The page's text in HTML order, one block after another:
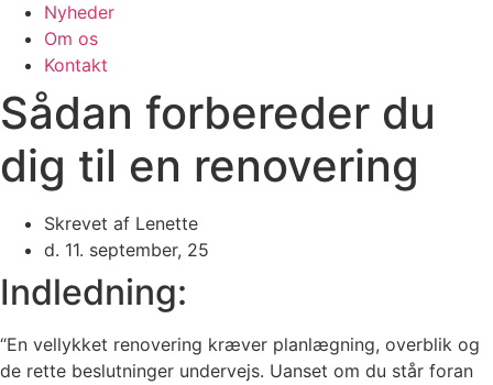
Nyheder
Om os
Kontakt
Sådan forbereder du
dig til en renovering
Skrevet af Lenette
d. 11. september, 25
Indledning:
“En vellykket renovering kræver planlægning, overblik og
de rette beslutninger undervejs. Uanset om du står foran